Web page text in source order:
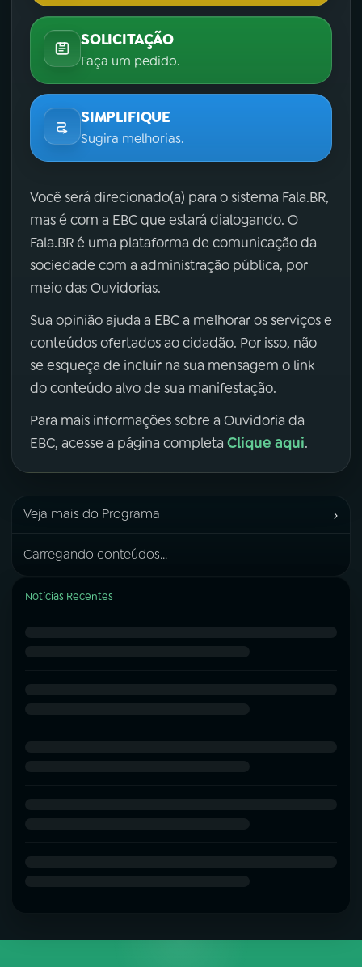
SOLICITAÇÃO
Faça um pedido.
SIMPLIFIQUE
Sugira melhorias.
Você será direcionado(a) para o sistema Fala.BR,
mas é com a EBC que estará dialogando. O
Fala.BR é uma plataforma de comunicação da
sociedade com a administração pública, por
meio das Ouvidorias.
Sua opinião ajuda a EBC a melhorar os serviços e
conteúdos ofertados ao cidadão. Por isso, não
se esqueça de incluir na sua mensagem o link
do conteúdo alvo de sua manifestação.
Para mais informações sobre a Ouvidoria da
EBC, acesse a página completa Clique aqui.
Veja mais do Programa ›
Carregando conteúdos...
Notícias Recentes